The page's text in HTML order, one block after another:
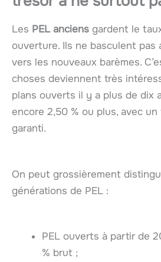
Les PEL anciens gardent le
ouverture. Ils ne basculent pas
vers les nouveaux barèmes.
choses deviennent très
plans ouverts il y a plus de dix
encore 2,50 % ou plus, avec
garanti.
On peut grossièrement
générations de PEL :
PEL ouverts à partir de
% brut ;